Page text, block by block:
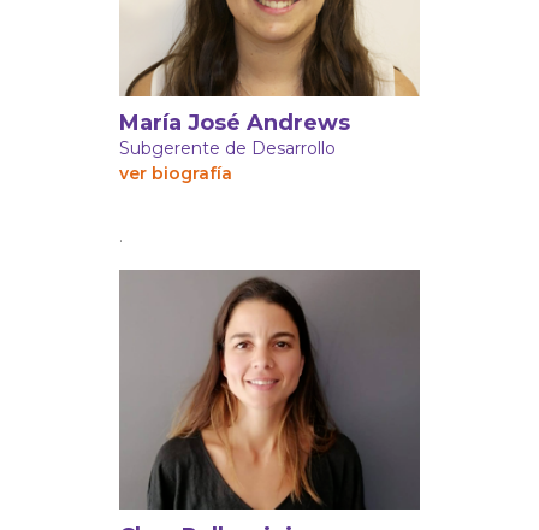
María José Andrews
Subgerente de Desarrollo
ver biografía
.